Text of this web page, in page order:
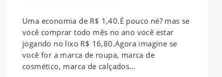
Uma economia de R$ 1,40.É pouco né? mas se
você comprar todo mês no ano você estar
jogando no lixo R$ 16,80.Agora imagine se
você for a marca de roupa, marca de
cosmético, marca de calçados…